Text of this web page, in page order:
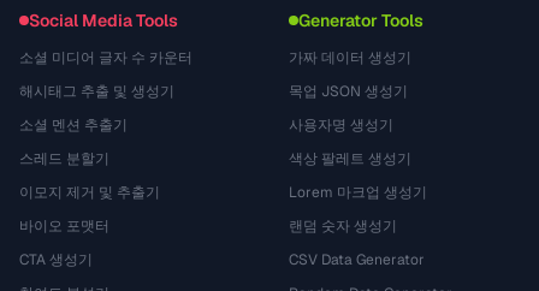
Social Media Tools
소셜 미디어 글자 수 카운터
해시태그 추출 및 생성기
소셜 멘션 추출기
스레드 분할기
이모지 제거 및 추출기
바이오 포맷터
CTA 생성기
Generator Tools
가짜 데이터 생성기
목업 JSON 생성기
사용자명 생성기
색상 팔레트 생성기
Lorem 마크업 생성기
랜덤 숫자 생성기
CSV Data Generator